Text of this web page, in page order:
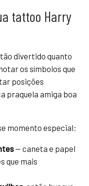
tattoo Harry
divertido quanto
os símbolos que
posições
praquela amiga boa
momento especial:
— caneta e papel
que mais